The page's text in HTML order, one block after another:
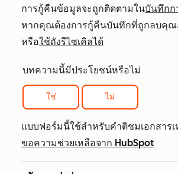
การกู้คืนข้อมูลจะถูกติดตามในบันทึกก
หากคุณต้องการกู้คืนบันทึกที่ถูกลบคุณ
หรือใช้ถังรีไซเคิลได้
บทความนี้มีประโยชน์หรือไม่
ใช่ ไม่
แบบฟอร์มนี้ใช้สำหรับคำติชมเอกสารเ
ขอความช่วยเหลือจาก HubSpot